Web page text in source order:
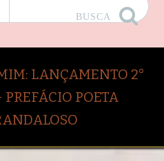
BUSCA
LANÇAMENTO 2°
PREFÁCIO POETA